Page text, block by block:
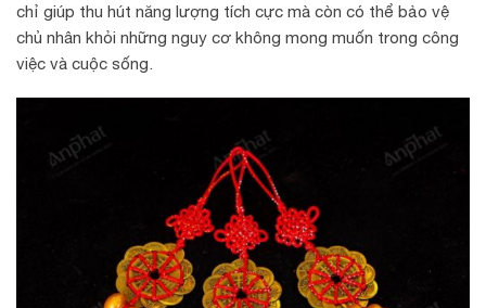
chỉ giúp thu hút năng lượng tích cực mà còn có thể bảo vệ
chủ nhân khỏi những nguy cơ không mong muốn trong công
việc và cuộc sống.